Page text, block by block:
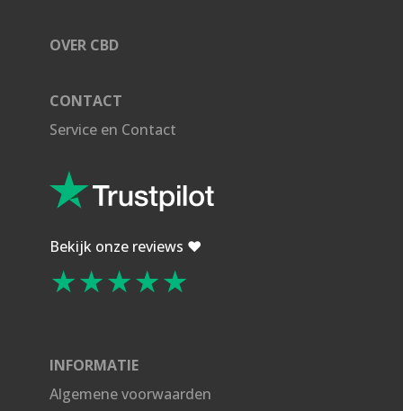
OVER CBD
CONTACT
Service en Contact
Bekijk onze reviews ❤️
★★★★★
INFORMATIE
Algemene voorwaarden